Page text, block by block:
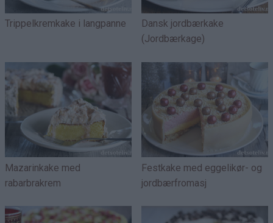
Trippelkremkake i langpanne
Dansk jordbærkake
(Jordbærkage)
Mazarinkake med
rabarbrakrem
Festkake med eggelikør- og
jordbærfromasj